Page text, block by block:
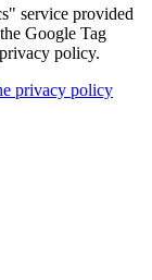
service provided
Google Tag
policy.
privacy policy